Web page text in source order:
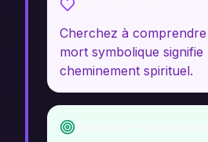
Cherchez à
mort symbolique
cheminement spirituel.